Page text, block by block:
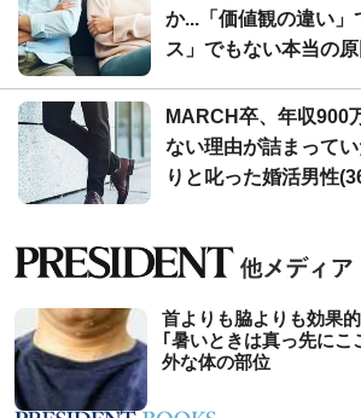
か...「価値観の違い」
ス」でもない本当の原
MARCH卒、年収900
ない理由が詰まって
りと叱った婚活男性
首よりも脇よりも効果
｢暑いときは真っ先にこ
外な体の部位